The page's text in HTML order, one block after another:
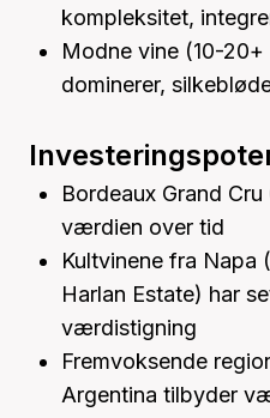
kompleksitet,
Modne vine (10-
dominerer,
Bordeaux Grand
værdien over tid
Kultvinene fra Napa
Harlan Estate) har
værdistigning
Fremvoksende
Argentina tilbyder